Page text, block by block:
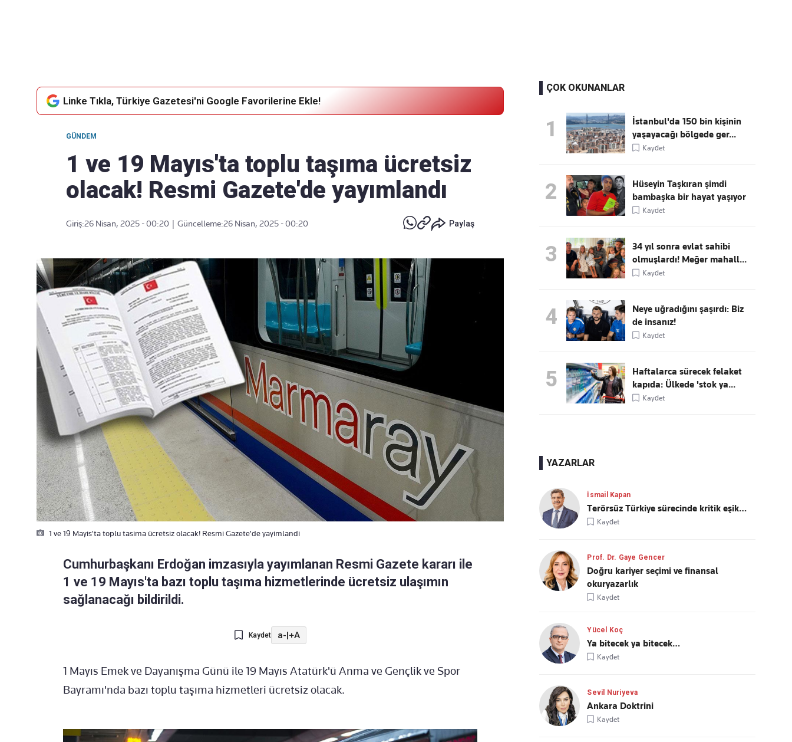
Linke Tıkla, Türkiye Gazetesi'ni Google Favorilerine Ekle!
GÜNDEM
1 ve 19 Mayıs'ta toplu taşıma ücretsiz
olacak! Resmi Gazete'de yayımlandı
Giriş:26 Nisan, 2025 - 00:20 Güncelleme:26 Nisan, 2025 - 00:20 Paylaş
1 ve 19 Mayis'ta toplu tasima ücretsiz olacak! Resmi Gazete'de yayimlandi
Cumhurbaşkanı Erdoğan imzasıyla yayımlanan Resmi Gazete kararı ile
1 ve 19 Mayıs'ta bazı toplu taşıma hizmetlerinde ücretsiz ulaşımın
sağlanacağı bildirildi.
Kaydet a-|+A
1 Mayıs Emek ve Dayanışma Günü ile 19 Mayıs Atatürk'ü Anma ve Gençlik ve Spor
Bayramı'nda bazı toplu taşıma hizmetleri ücretsiz olacak.
ÇOK OKUNANLAR
1
İstanbul'da 150 bin kişinin
yaşayacağı bölgede ger...
Kaydet
2
Hüseyin Taşkıran şimdi
bambaşka bir hayat yaşıyor
Kaydet
3
34 yıl sonra evlat sahibi
olmuşlardı! Meğer mahall...
Kaydet
4
Neye uğradığını şaşırdı: Biz
de insanız!
Kaydet
5
Haftalarca sürecek felaket
kapıda: Ülkede 'stok ya...
Kaydet
YAZARLAR
İsmail Kapan
Terörsüz Türkiye sürecinde kritik eşik…
Kaydet
Prof. Dr. Gaye Gencer
Doğru kariyer seçimi ve finansal
okuryazarlık
Kaydet
Yücel Koç
Ya bitecek ya bitecek…
Kaydet
Sevil Nuriyeva
Ankara Doktrini
Kaydet